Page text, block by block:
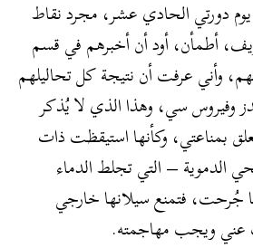
دورتي الحادي عشر، مجرد نقاط
أطمأن، أود أن أخبرهم في قسم
وأني عرفت أن نتيجة كل تحاليلهم
وفيروس سي، وهذا الذي لا يُذكر
بمناعتي، وكأنها استيقظت ذات
الدموية – التي تجلط الدماء
جُرحت، فتمنع سيلانها خارجي
ويجب مهاجمته.